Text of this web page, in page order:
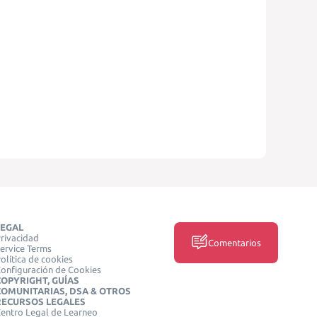
Terms
de cookies
de Cookies
GUÍAS
DSA & OTROS
LEGALES
Legal de Learneo
Comentarios